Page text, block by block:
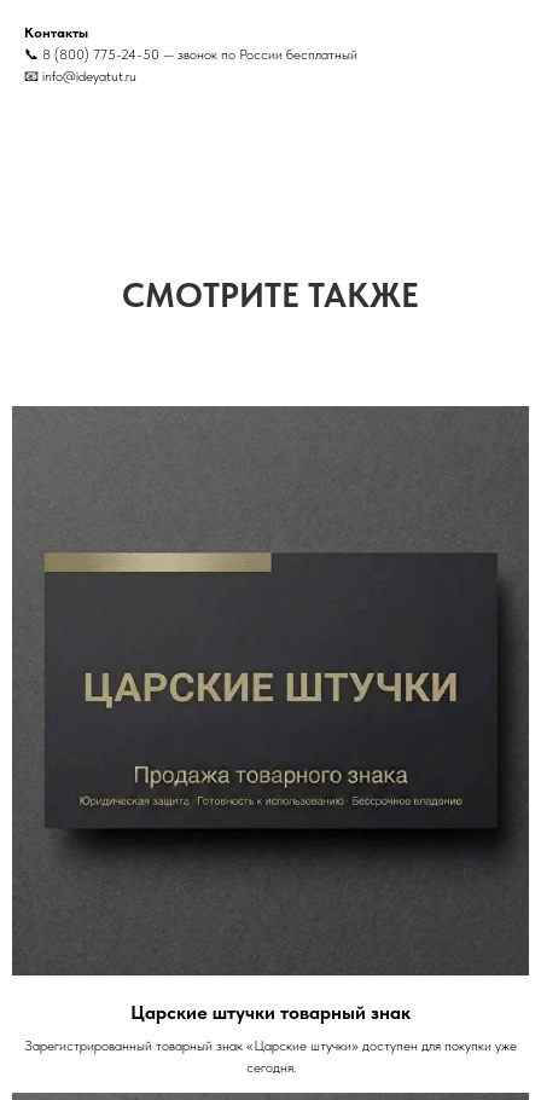
Контакты
📞 8 (800) 775-24-50 — звонок по России бесплатный
📧 info@ideyatut.ru
СМОТРИТЕ ТАКЖЕ
Царские штучки товарный знак
Зарегистрированный товарный знак «Царские штучки» доступен для покупки уже
сегодня.